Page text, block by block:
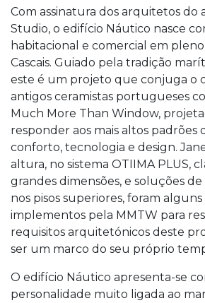
Com assinatura dos arquitetos do
Studio, o edifício Náutico nasce
habitacional e comercial em
Cascais. Guiado pela tradição
este é um projeto que conjuga o
antigos ceramistas portugueses
Much More Than Window,
responder aos mais altos padrões
conforto, tecnologia e design.
altura, no sistema OTIIMA PLUS,
grandes dimensões, e soluções
nos pisos superiores, foram
implementos pela MMTW para
requisitos arquitetónicos deste
ser um marco do seu próprio
O edifício Náutico apresenta-se
personalidade muito ligada ao